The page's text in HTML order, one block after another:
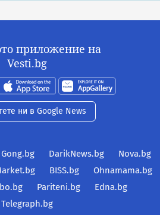
приложение на
Vesti.bg
ни в Google News
Gong.bg DarikNews.bg
Nova.bg
BISS.bg
Ohnamama.bg
Pariteni.bg
Edna.bg
Telegraph.bg